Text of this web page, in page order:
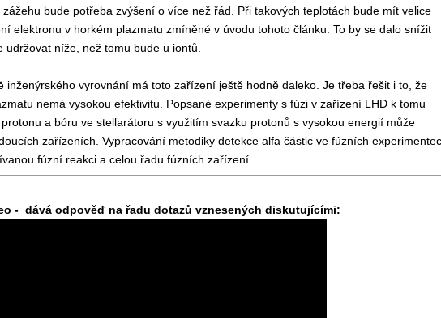
bude potřeba zvýšení o více než řád. Při takových teplotách bude mít velice
elektronu v horkém plazmatu zmíněné v úvodu tohoto článku. To by se dalo snížit
níže, než tomu bude u iontů.
inženýrského vyrovnání má toto zařízení ještě hodně daleko. Je třeba řešit i to, že
nemá vysokou efektivitu. Popsané experimenty s fúzi v zařízení LHD k tomu
a bóru ve stellarátoru s využitím svazku protonů s vysokou energií může
zařízeních. Vypracování metodiky detekce alfa částic ve fúzních
fúzní reakci a celou řadu fúzních zařízení.
- dává odpověď na řadu dotazů vznesených diskutujícími: